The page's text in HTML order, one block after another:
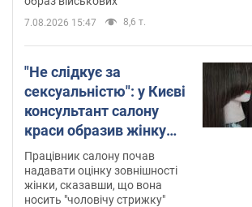
7.08.2026 15:47 8,6 т.
"Не слідкує за
сексуальністю": у Києві
консультант салону
краси образив жінку
після хімієтерапії,
розгорівся скандал.
Фото
Працівник салону почав
надавати оцінку зовнішності
жінки, сказавши, що вона
носить "чоловічу стрижку"